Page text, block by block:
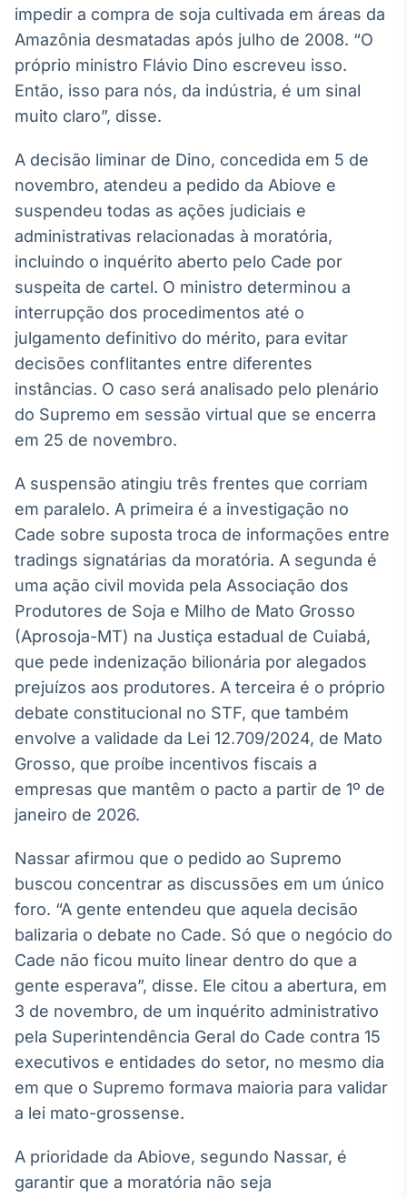
Ticker
Cotações e
headlines de
notícias
Componentes
para conteúdos e
funcionalidades
Broadcast
Wallboard
Conteúdos e
dados para
displays e telas
Broadcast
Curadoria
noticiosos
Soluções de
Tecnologia
Broadcast
Radar
Monitoramento
notícias e
conteúdos
Broadcast
Fundos
A melhor
plataforma para
analisar fundos
de investimento
no Brasil
BroadFast
Gestão de
impedir a compra de soja cultivada em áreas da
Amazônia desmatadas após julho de 2008. “O
próprio ministro Flávio Dino escreveu isso.
Então, isso para nós, da indústria, é um sinal
muito claro”, disse.
A decisão liminar de Dino, concedida em 5 de
novembro, atendeu a pedido da Abiove e
suspendeu todas as ações judiciais e
administrativas relacionadas à moratória,
incluindo o inquérito aberto pelo Cade por
suspeita de cartel. O ministro determinou a
interrupção dos procedimentos até o
julgamento definitivo do mérito, para evitar
decisões conflitantes entre diferentes
instâncias. O caso será analisado pelo plenário
do Supremo em sessão virtual que se encerra
em 25 de novembro.
A suspensão atingiu três frentes que corriam
em paralelo. A primeira é a investigação no
Cade sobre suposta troca de informações entre
tradings signatárias da moratória. A segunda é
uma ação civil movida pela Associação dos
Produtores de Soja e Milho de Mato Grosso
(Aprosoja-MT) na Justiça estadual de Cuiabá,
que pede indenização bilionária por alegados
prejuízos aos produtores. A terceira é o próprio
debate constitucional no STF, que também
envolve a validade da Lei 12.709/2024, de Mato
Grosso, que proíbe incentivos fiscais a
empresas que mantêm o pacto a partir de 1º de
janeiro de 2026.
Nassar afirmou que o pedido ao Supremo
buscou concentrar as discussões em um único
foro. “A gente entendeu que aquela decisão
balizaria o debate no Cade. Só que o negócio do
Cade não ficou muito linear dentro do que a
gente esperava”, disse. Ele citou a abertura, em
3 de novembro, de um inquérito administrativo
pela Superintendência Geral do Cade contra 15
executivos e entidades do setor, no mesmo dia
em que o Supremo formava maioria para validar
a lei mato-grossense.
A prioridade da Abiove, segundo Nassar, é
garantir que a moratória não seja